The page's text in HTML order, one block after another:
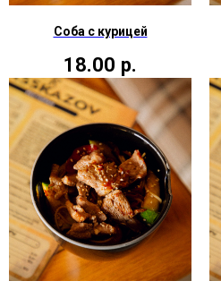
Соба с курицей
18.00 р.